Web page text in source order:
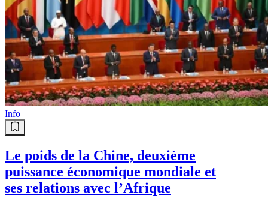
Info
Le poids de la Chine, deuxième
puissance économique mondiale et
ses relations avec l’Afrique